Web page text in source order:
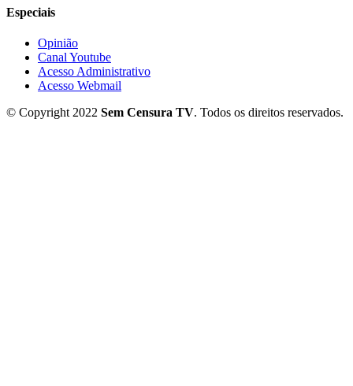
Especiais
Opinião
Canal Youtube
Acesso Administrativo
Acesso Webmail
© Copyright 2022 Sem Censura TV. Todos os direitos reservados.